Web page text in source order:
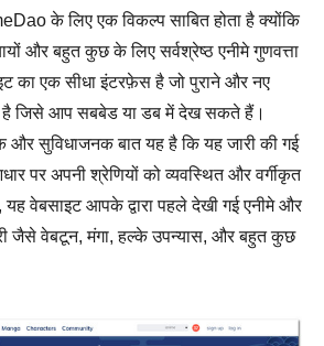
के लिए एक विकल्प साबित होता है क्योंकि
और बहुत कुछ के लिए सर्वश्रेष्ठ एनीमे गुणवत्ता
का एक सीधा इंटरफ़ेस है जो पुराने और नए
है जिसे आप सबबेड या डब में देख सकते हैं।
और सुविधाजनक बात यह है कि यह जारी की गई
पर अपनी श्रेणियों को व्यवस्थित और वर्गीकृत
वेबसाइट आपके द्वारा पहले देखी गई एनीमे और
जैसे वेबटून, मंगा, हल्के उपन्यास, और बहुत कुछ